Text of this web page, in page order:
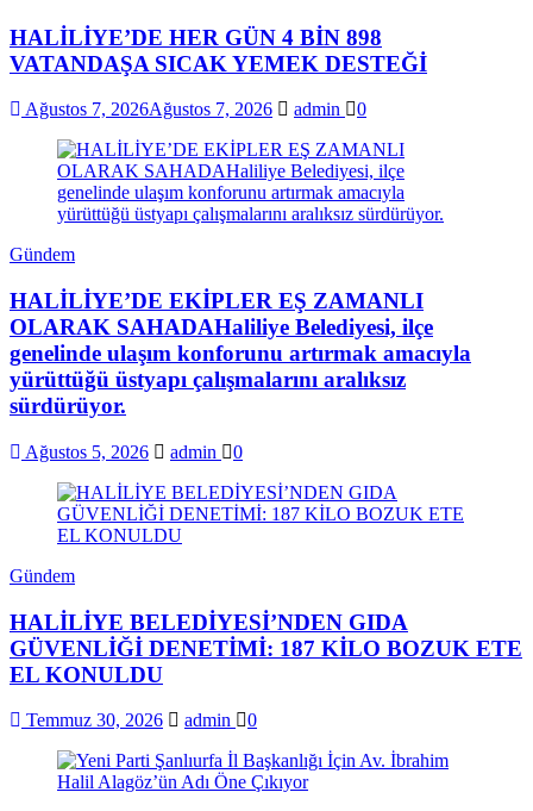
HALİLİYE’DE HER GÜN 4 BİN 898
VATANDAŞA SICAK YEMEK DESTEĞİ
Ağustos 7, 2026Ağustos 7, 2026 admin 0
Gündem
HALİLİYE’DE EKİPLER EŞ ZAMANLI
OLARAK SAHADAHaliliye Belediyesi, ilçe
genelinde ulaşım konforunu artırmak amacıyla
yürüttüğü üstyapı çalışmalarını aralıksız
sürdürüyor.
Ağustos 5, 2026 admin 0
Gündem
HALİLİYE BELEDİYESİ’NDEN GIDA
GÜVENLİĞİ DENETİMİ: 187 KİLO BOZUK ETE
EL KONULDU
Temmuz 30, 2026 admin 0